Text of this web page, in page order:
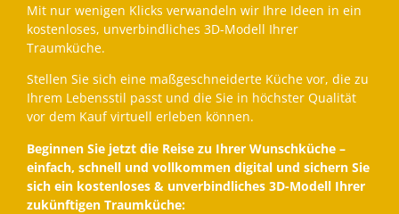
Mit nur wenigen Klicks verwandeln wir Ihre Ideen in ein
kostenloses, unverbindliches 3D-Modell Ihrer
Traumküche.
Stellen Sie sich eine maßgeschneiderte Küche vor, die zu
Ihrem Lebensstil passt und die Sie in höchster Qualität
vor dem Kauf virtuell erleben können.
Beginnen Sie jetzt die Reise zu Ihrer Wunschküche –
einfach, schnell und vollkommen digital und sichern Sie
sich ein kostenloses & unverbindliches 3D-Modell Ihrer
zukünftigen Traumküche: